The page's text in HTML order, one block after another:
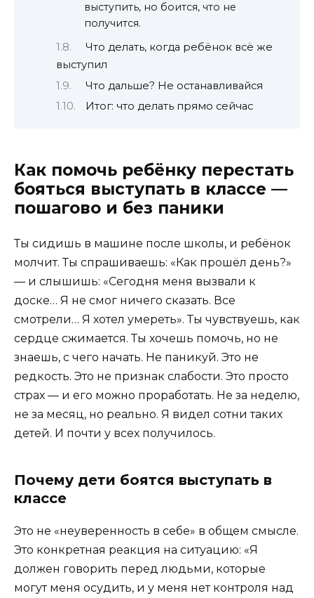
выступить, но боится, что не
получится.
Что делать, когда ребёнок всё же
выступил
Что дальше? Не останавливайся
Итог: что делать прямо сейчас
Как помочь ребёнку перестать
бояться выступать в классе —
пошагово и без паники
Ты сидишь в машине после школы, и ребёнок
молчит. Ты спрашиваешь: «Как прошёл день?»
— и слышишь: «Сегодня меня вызвали к
доске… Я не смог ничего сказать. Все
смотрели… Я хотел умереть». Ты чувствуешь, как
сердце сжимается. Ты хочешь помочь, но не
знаешь, с чего начать. Не паникуй. Это не
редкость. Это не признак слабости. Это просто
страх — и его можно проработать. Не за неделю,
не за месяц, но реально. Я видел сотни таких
детей. И почти у всех получилось.
Почему дети боятся выступать в
классе
Это не «неуверенность в себе» в общем смысле.
Это конкретная реакция на ситуацию: «Я
должен говорить перед людьми, которые
могут меня осудить, и у меня нет контроля над